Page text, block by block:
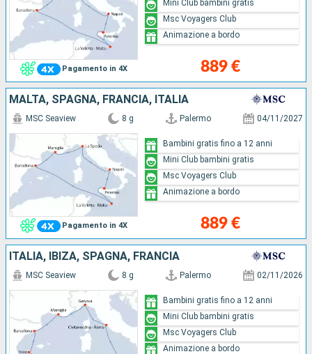
Pagamento in 4X 889 €
Mini Club bambini gratis
Msc Voyagers Club
Animazione a bordo
MALTA, SPAGNA, FRANCIA, ITALIA
Pagamento in 4X
MSC Seaview 8 g Palermo 04/11/2027
889 €
Bambini gratis fino a 12 anni
Mini Club bambini gratis
Msc Voyagers Club
Animazione a bordo
ITALIA, IBIZA, SPAGNA, FRANCIA
MSC Seaview 8 g Palermo 02/11/2026
Bambini gratis fino a 12 anni
Mini Club bambini gratis
Msc Voyagers Club
Animazione a bordo